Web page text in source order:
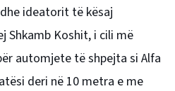
ideatorit të kësaj
Shkamb Koshit, i cili më
automjete të shpejta si Alfa
deri në 10 metra e me